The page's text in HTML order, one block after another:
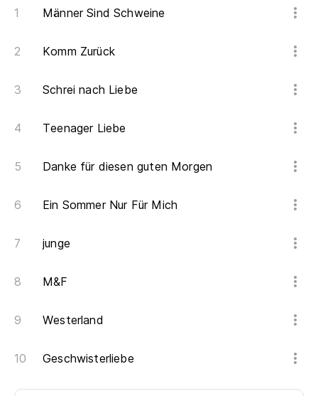
Männer Sind Schweine
Komm Zurück
Schrei nach Liebe
Teenager Liebe
Danke für diesen guten Morgen
Ein Sommer Nur Für Mich
junge
M&F
Westerland
Geschwisterliebe